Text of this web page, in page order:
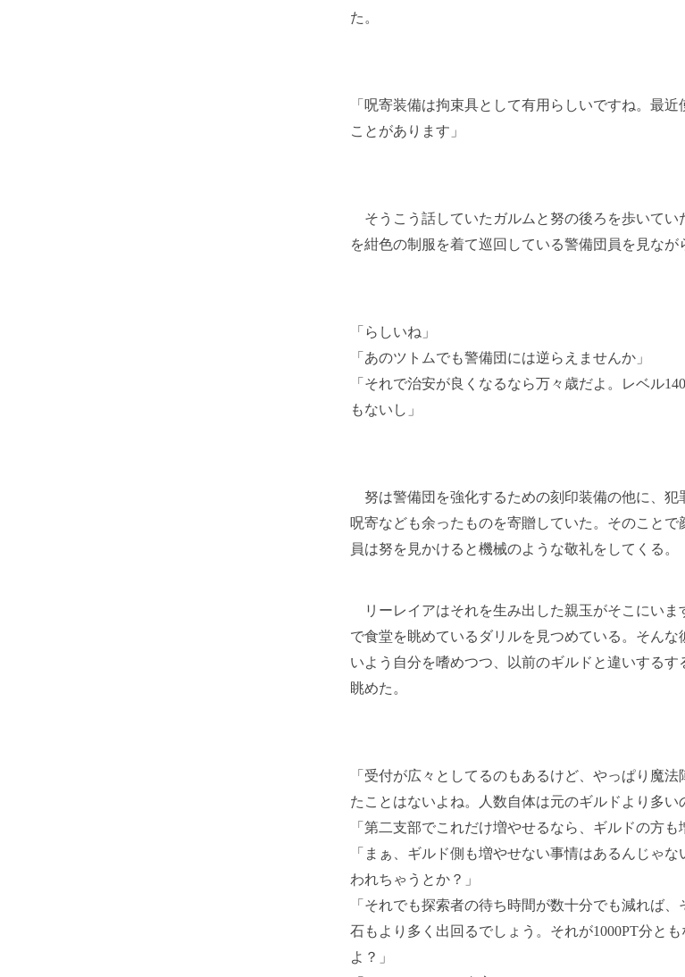
た。
「呪寄装備は拘束具として有用らしいですね。最
ことがあります」
そうこう話していたガルムと努の後ろを歩いてい
を紺色の制服を着て巡回している警備団員を見なが
「らしいね」
「あのツトムでも警備団には逆らえませんか」
「それで治安が良くなるなら万々歳だよ。レベル
もないし」
努は警備団を強化するための刻印装備の他に、犯
呪寄なども余ったものを寄贈していた。そのことで
員は努を見かけると機械のような敬礼をしてくる。
リーレイアはそれを生み出した親玉がそこにいま
で食堂を眺めているダリルを見つめている。そんな
いよう自分を嗜めつつ、以前のギルドと違いするす
眺めた。
「受付が広々としてるのもあるけど、やっぱり魔
たことはないよね。人数自体は元のギルドより多い
「第二支部でこれだけ増やせるなら、ギルドの方も
「まぁ、ギルド側も増やせない事情はあるんじゃ
われちゃうとか？」
「それでも探索者の待ち時間が数十分でも減れば
石もより多く出回るでしょう。それが1000PT分と
よ？」